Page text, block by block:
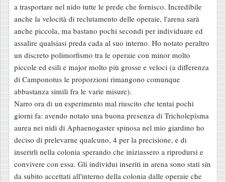
a trasportare nel nido tutte le prede che fornisco. Incredibile
anche la velocità di reclutamento delle operaie, l'arena sarà
anche piccola, ma bastano pochi secondi per individuare ed
assalire qualsiasi preda cada al suo interno. Ho notato peraltro
un discreto polimorfismo tra le operaie con minor molto
piccole ed esili e major molto più grosse e veloci (a differenza
di Camponotus le proporzioni rimangono comunque
abbastanza simili fra le varie misure).
Narro ora di un esperimento mal riuscito che tentai pochi
giorni fa: avendo notato una buona presenza di Tricholepisma
aurea nei nidi di Aphaenogaster spinosa nel mio giardino ho
deciso di prelevarne qualcuno, 4 per la precisione, e di
inserirli nella colonia sperando che iniziassero a riprodursi e
convivere con essa. Gli individui inseriti in arena sono stati sin
da subito accettati all'interno della colonia dalle operaie che